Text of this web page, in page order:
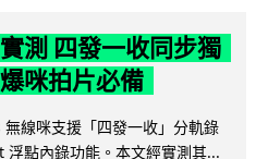
測 四發一收同步獨
咪拍片必備
線咪支援「四發一收」分軌錄
點內錄功能。本文經實測其...